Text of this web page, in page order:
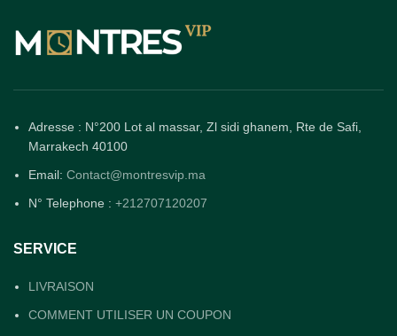
Adresse : N°200 Lot al massar, Zl sidi ghanem, Rte de Safi,
Marrakech 40100
Email: Contact@montresvip.ma
N° Telephone : +212707120207
SERVICE
LIVRAISON
COMMENT UTILISER UN COUPON